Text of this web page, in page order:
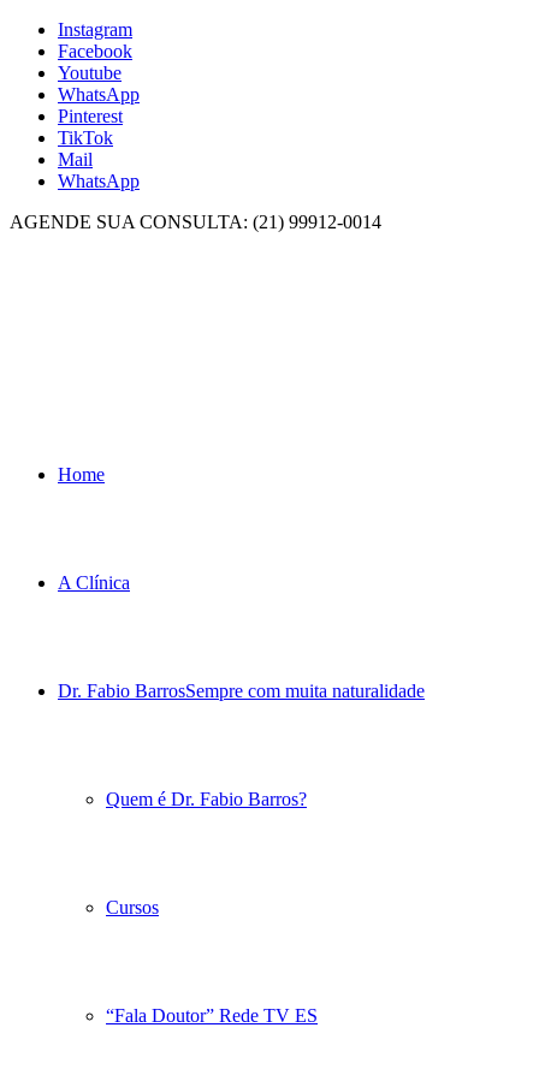
Instagram
Facebook
Youtube
WhatsApp
Pinterest
TikTok
Mail
WhatsApp
AGENDE SUA CONSULTA: (21) 99912-0014
Home
A Clínica
Dr. Fabio BarrosSempre com muita naturalidade
Quem é Dr. Fabio Barros?
Cursos
“Fala Doutor” Rede TV ES